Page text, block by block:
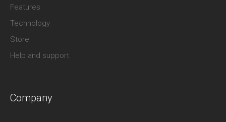
Features
Technology
Store
Help and support
Company